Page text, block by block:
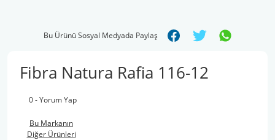
Bu Ürünü Sosyal Medyada Paylaş
Fibra Natura Rafia 116-12
0 - Yorum Yap
Bu Markanın
Diğer Ürünleri